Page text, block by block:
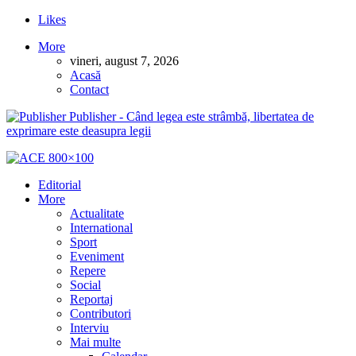
Likes
More
vineri, august 7, 2026
Acasă
Contact
Publisher - Când legea este strâmbă, libertatea de
exprimare este deasupra legii
Editorial
More
Actualitate
International
Sport
Eveniment
Repere
Social
Reportaj
Contributori
Interviu
Mai multe